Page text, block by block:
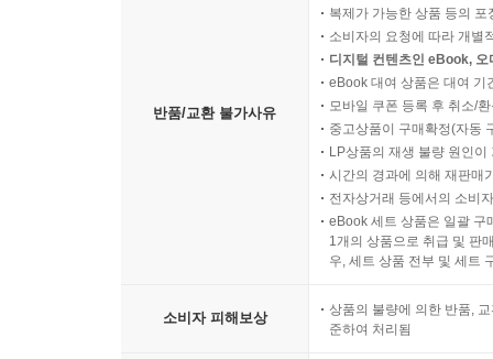
반품/교환 불가사유
복제가 가능한 상품 등의
소비자의 요청에 따라 개별
디지털 컨텐츠인 eBook,
eBook 대여 상품은 대여 기
모바일 쿠폰 등록 후 취소/
중고상품이 구매확정(자동
LP상품의 재생 불량 원인
시간의 경과에 의해 재판매
전자상거래 등에서의 소비
eBook 세트 상품은 일괄 구
1개의 상품으로 취급 및 판
우, 세트 상품 전부 및 세트
소비자 피해보상
상품의 불량에 의한 반품,
준하여 처리됨